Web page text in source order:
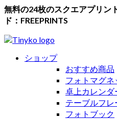
無料の24枚のスクエアプリン
ド：FREEPRINTS
ショップ
おすすめ商品
フォトマグネ
卓上カレンダ
テーブルフレ
フォトブック